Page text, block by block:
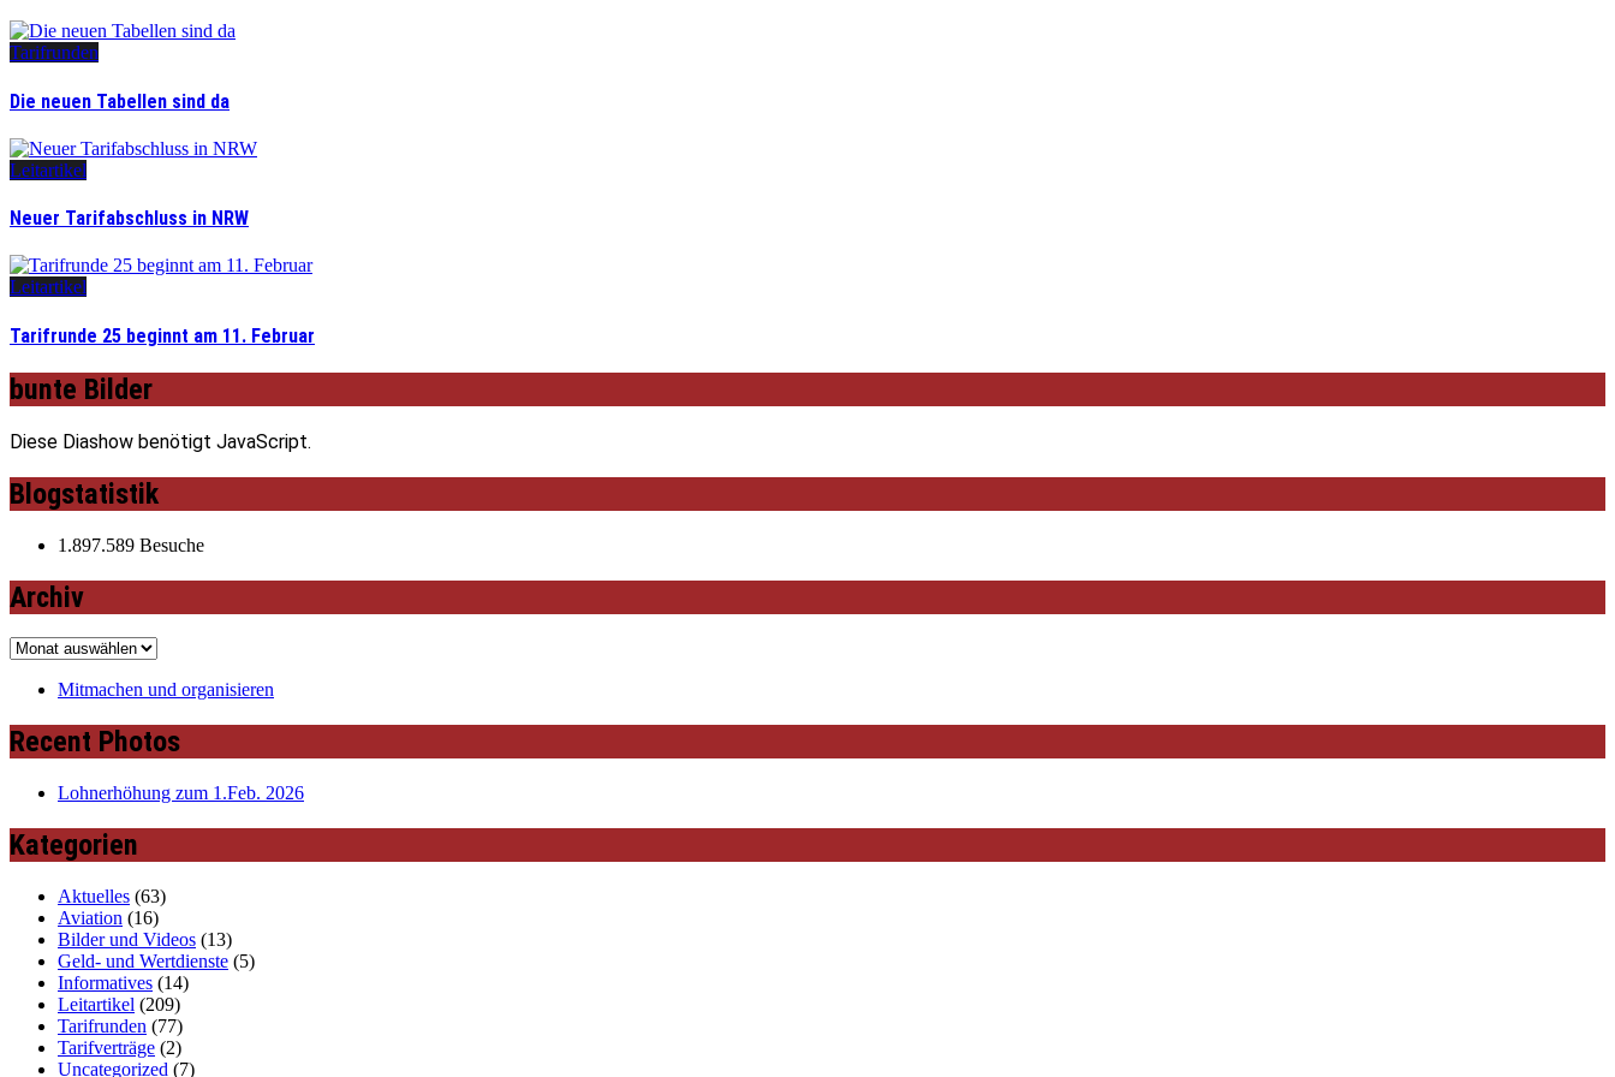
Tarifrunden
Die neuen Tabellen sind da
Leitartikel
Neuer Tarifabschluss in NRW
Leitartikel
Tarifrunde 25 beginnt am 11. Februar
bunte Bilder
Diese Diashow benötigt JavaScript.
Blogstatistik
1.897.589 Besuche
Archiv
Archiv
Mitmachen und organisieren
Recent Photos
Lohnerhöhung zum 1.Feb. 2026
Kategorien
Aktuelles (63)
Aviation (16)
Bilder und Videos (13)
Geld- und Wertdienste (5)
Informatives (14)
Leitartikel (209)
Tarifrunden (77)
Tarifverträge (2)
Uncategorized (7)